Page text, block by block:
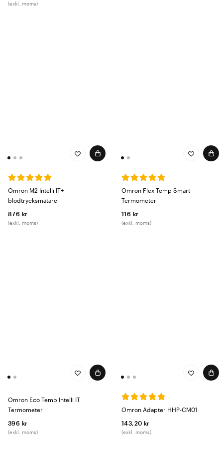
(exkl. moms)
Omron M2 Intelli IT+
blodtrycksmätare
876 kr
(exkl. moms)
Omron Flex Temp Smart
Termometer
116 kr
(exkl. moms)
Omron Eco Temp Intelli IT
Termometer
396 kr
(exkl. moms)
Omron Adapter HHP-CM01
143,20 kr
(exkl. moms)